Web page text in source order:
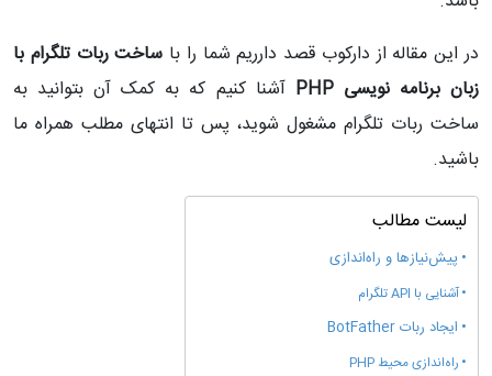
در این مقاله از دارکوب قصد دارریم شما را با ساخت ربات تلگرام با
زبان برنامه نویسی PHP
آشنا کنیم که به کمک آن بتوانید به
ساخت ربات تلگرام مشغول شوید، پس تا انتهای مطلب همراه ما
باشید.
لیست مطالب
پیش‌نیازها و راه‌اندازی
آشنایی با API تلگرام
ایجاد ربات BotFather
راه‌اندازی محیط PHP